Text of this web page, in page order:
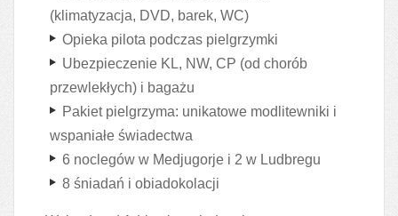
(klimatyzacja, DVD, barek, WC)
Opieka pilota podczas pielgrzymki
Ubezpieczenie KL, NW, CP (od chorób
przewlekłych) i bagażu
Pakiet pielgrzyma: unikatowe modlitewniki i
wspaniałe świadectwa
6 noclegów w Medjugorje i 2 w Ludbregu
8 śniadań i obiadokolacji